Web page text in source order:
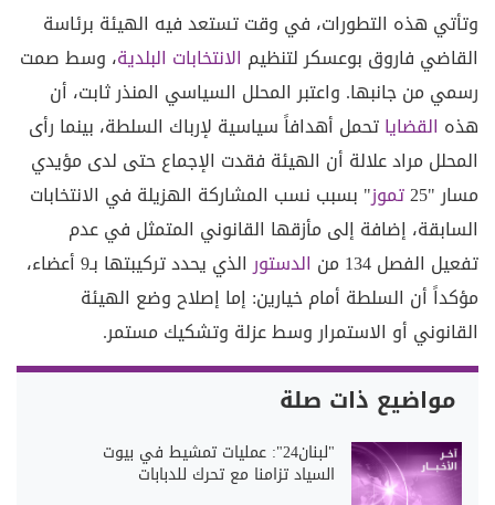
وتأتي هذه التطورات، في وقت تستعد فيه الهيئة برئاسة
القاضي فاروق بوعسكر لتنظيم الانتخابات البلدية، وسط صمت
رسمي من جانبها. واعتبر المحلل السياسي المنذر ثابت، أن
هذه القضاياتحمل أهدافاً سياسية لإرباك السلطة، بينما رأى
المحلل مراد علالة أن الهيئة فقدت الإجماع حتى لدى مؤيدي
مسار "25
تموز" بسبب نسب المشاركة الهزيلة في الانتخابات
السابقة، إضافة إلى مأزقها القانوني المتمثل في عدم
تفعيل الفصل 134 من
الدستور
الذي يحدد تركيبتها بـ9 أعضاء،
مؤكداً أن السلطة أمام خيارين: إما إصلاح وضع الهيئة
القانوني أو الاستمرار وسط عزلة وتشكيك مستمر.
مواضيع ذات صلة
"لبنان24": عمليات تمشيط في بيوت
السياد تزامنا مع تحرك للدبابات